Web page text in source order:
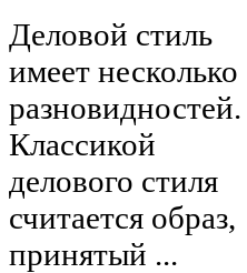
Деловой стиль
имеет несколько
разновидностей.
Классикой
делового стиля
считается образ,
принятый ...